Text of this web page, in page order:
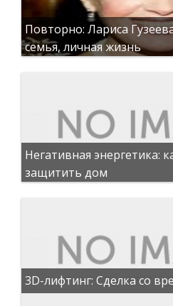
Повторно: Лариса
семья, личная жизнь
Негативная энергетика:
защитить дом
3D-лифтинг: Сделка со